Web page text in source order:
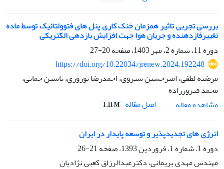
بررسی تجربی تاثیر همزمان خنک کاری پنل های فتوولتائیک توسط ماده
تغییرفازدهنده و جریان هوا جهت افزایش بازدهی الکتریکی
دوره 11، شماره 2، مهر 1403، صفحه
20-27
https://doi.org/10.22034/jrenew.2024.192248
مرضیه لطفی، امیرحسین شیروی، احمدرضا نوروزی، یاسین چمایی،
محمد فیروززاده
مشاهده مقاله
اصل مقاله 1.11 M
انرژی های تجدیدپذیر و توسعه پایدار در ایران
دوره 1، شماره 1، فروردین 1393، صفحه
21-26
مهندس مهدی بریمانی، دکترعبدالرزاق کعبی نژادیان